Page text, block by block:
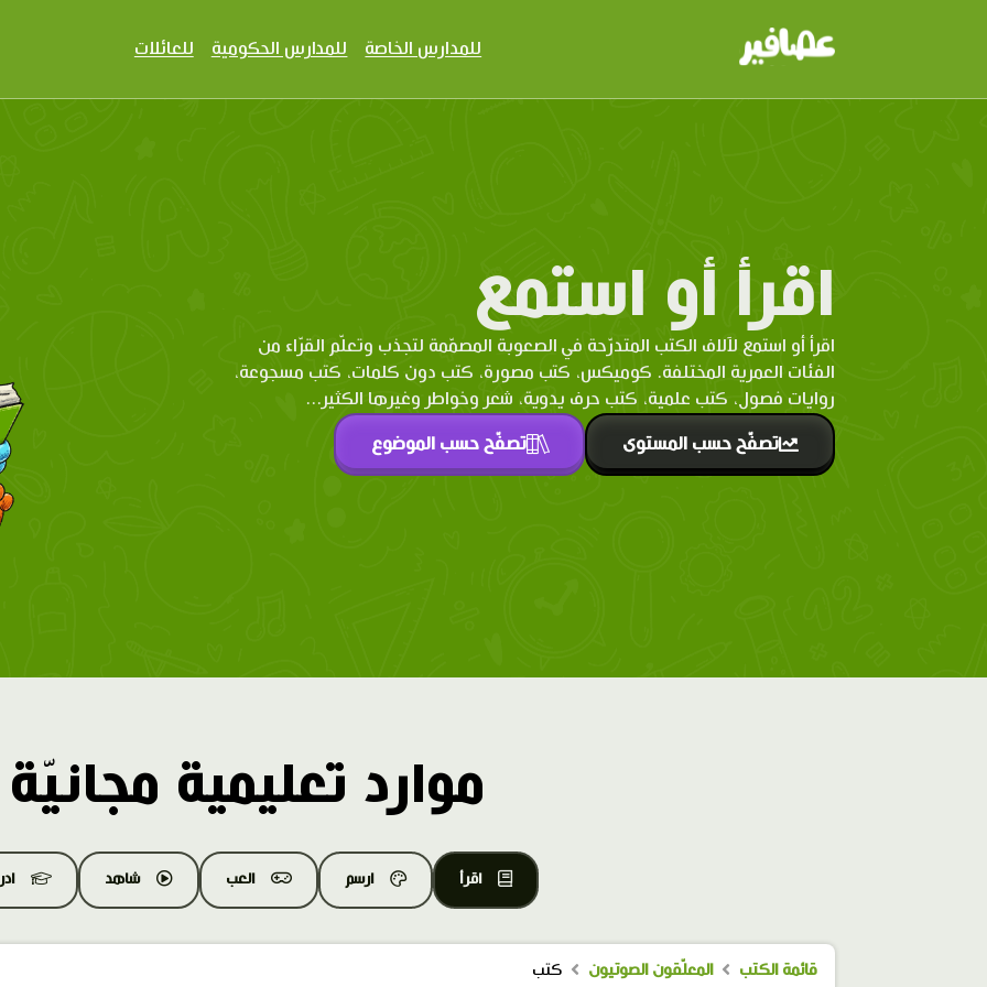
للمدارس الخاصة للمدارس الحكومية للعائلات
اقرأ أو استمع
اقرأ أو استمع لآلاف الكتب المتدرّحة في الصعوبة المصمّمة لتجذب وتعلّم القرّاء من
الفئات العمرية المختلفة. كوميكس، كتب مصورة، كتب دون كلمات، كتب مسجوعة،
روايات فصول، كتب علمية، كتب حرف يدوية، شعر وخواطر وغيرها الكثير...
تصفّح حسب المستوى تصفّح حسب الموضوع
موارد تعليمية مجانيّة
اقرأ ارسم العب شاهد
قائمة الكتب المعلّقون الصوتيون كتب